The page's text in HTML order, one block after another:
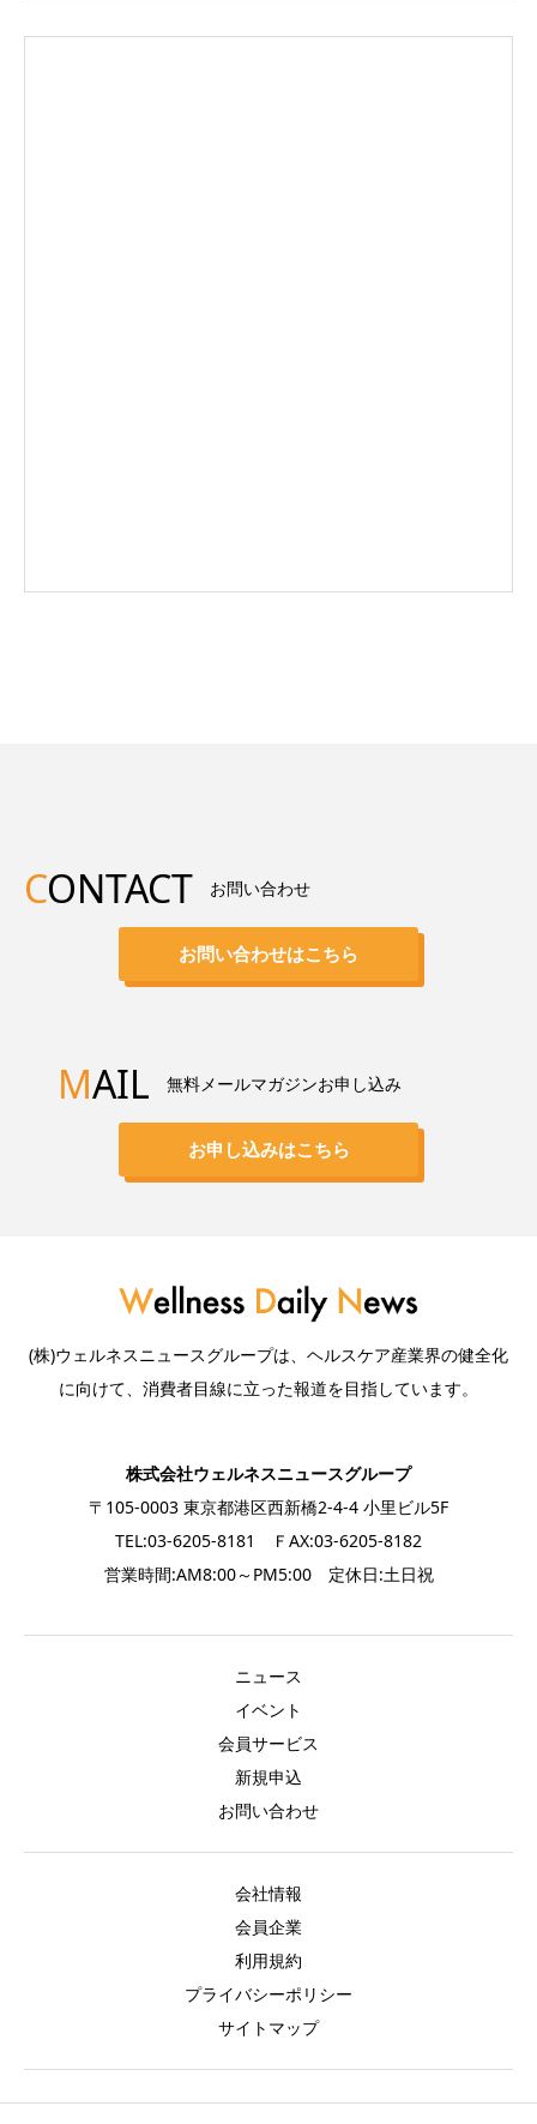
CONTACT お問い合わせ
お問い合わせはこちら
MAIL 無料メールマガジンお申し込み
お申し込みはこちら
(株)ウェルネスニュースグループは、ヘルスケア産業界の健全化
に向けて、消費者目線に立った報道を目指しています。
株式会社ウェルネスニュースグループ
〒105-0003 東京都港区西新橋2-4-4 小里ビル5F
TEL:03-6205-8181 ＦAX:03-6205-8182
営業時間:AM8:00～PM5:00 定休日:土日祝
ニュース
イベント
会員サービス
新規申込
お問い合わせ
会社情報
会員企業
利用規約
プライバシーポリシー
サイトマップ